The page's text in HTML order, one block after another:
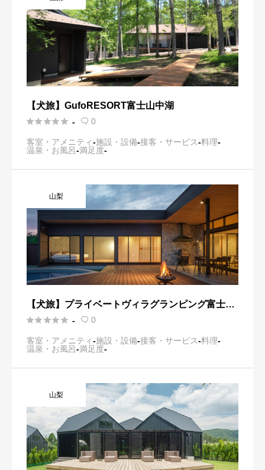
【犬旅】GufoRESORT富士山中湖
 -  0
客室・アメニティ-施設・設備-接客・サービス-料理-
温泉・お風呂-満足度-
山梨
【犬旅】プライベートヴィラグランピング富士山
中湖
 -  0
客室・アメニティ-施設・設備-接客・サービス-料理-
温泉・お風呂-満足度-
山梨